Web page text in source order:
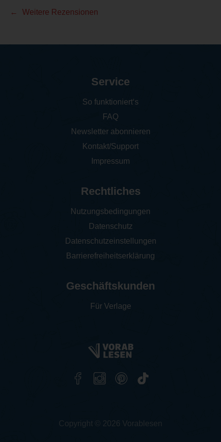
Weitere Rezensionen
Service
So funktioniert‘s
FAQ
Newsletter abonnieren
Kontakt/Support
Impressum
Rechtliches
Nutzungsbedingungen
Datenschutz
Datenschutzeinstellungen
Barrierefreiheitserklärung
Geschäftskunden
Für Verlage
Copyright © 2026 Vorablesen